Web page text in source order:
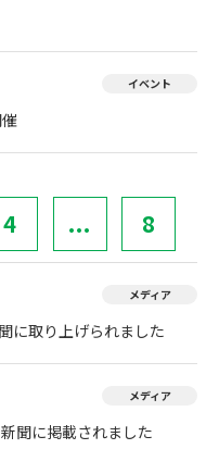
イベント
4 ... 8
メディア
に取り上げられました
メディア
聞に掲載されました